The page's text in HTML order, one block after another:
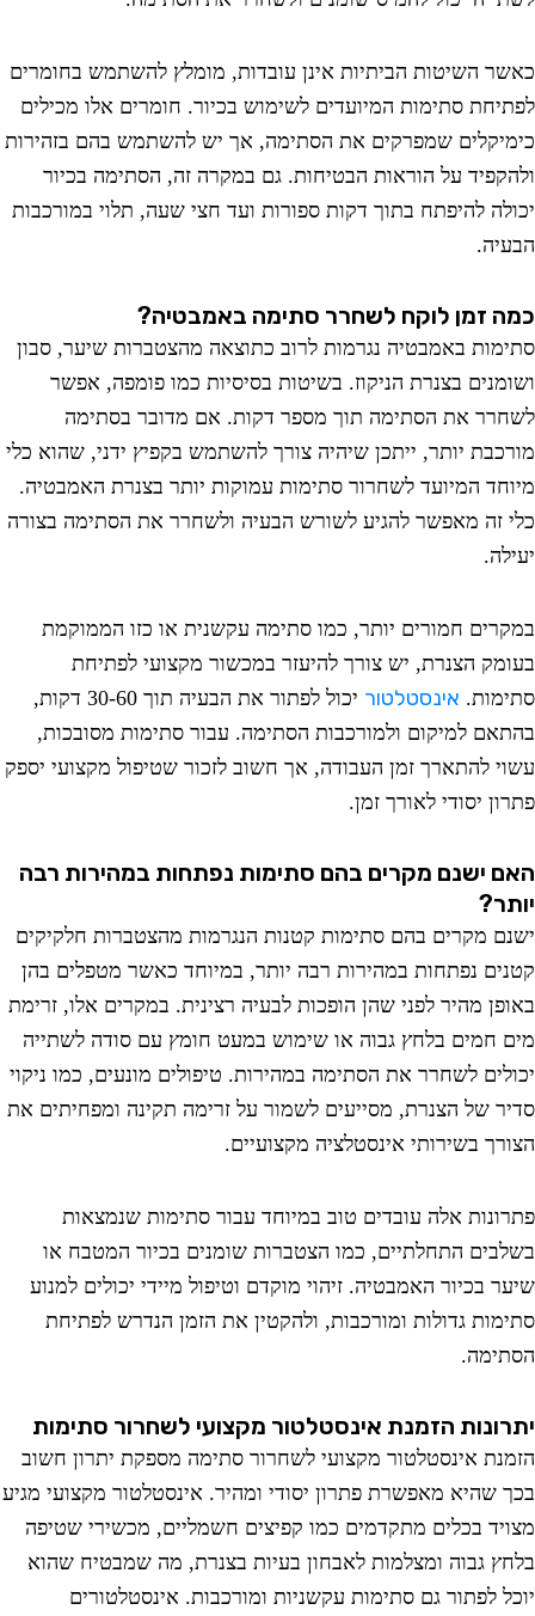
השיטות הביתיות אינן עובדות, מומלץ להשתמש בחומרים
סתימות המיועדים לשימוש בכיור. חומרים אלו מכילים
שמפרקים את הסתימה, אך יש להשתמש בהם בזהירות
על הוראות הבטיחות. גם במקרה זה, הסתימה בכיור
להיפתח בתוך דקות ספורות ועד חצי שעה, תלוי במורכבות
זמן לוקח לשחרר סתימה באמבטיה?
באמבטיה נגרמות לרוב כתוצאה מהצטברות שיער, סבון
בצנרת הניקוז. בשיטות בסיסיות כמו פומפה, אפשר
את הסתימה תוך מספר דקות. אם מדובר בסתימה
יותר, ייתכן שיהיה צורך להשתמש בקפיץ ידני, שהוא כלי
המיועד לשחרור סתימות עמוקות יותר בצנרת האמבטיה.
זה מאפשר להגיע לשורש הבעיה ולשחרר את הסתימה בצורה
חמורים יותר, כמו סתימה עקשנית או כזו הממוקמת
הצנרת, יש צורך להיעזר במכשור מקצועי לפתיחת
אינסטלטור
יכול לפתור את הבעיה תוך 30-60 דקות,
למיקום ולמורכבות הסתימה. עבור סתימות מסובכות,
להתארך זמן העבודה, אך חשוב לזכור שטיפול מקצועי יספק
יסודי לאורך זמן.
ישנם מקרים בהם סתימות נפתחות במהירות רבה
מקרים בהם סתימות קטנות הנגרמות מהצטברות חלקיקים
נפתחות במהירות רבה יותר, במיוחד כאשר מטפלים בהן
מהיר לפני שהן הופכות לבעיה רצינית. במקרים אלו, זרימת
חמים בלחץ גבוה או שימוש במעט חומץ עם סודה לשתייה
לשחרר את הסתימה במהירות. טיפולים מונעים, כמו ניקוי
של הצנרת, מסייעים לשמור על זרימה תקינה ומפחיתים את
בשירותי אינסטלציה מקצועיים.
אלה עובדים טוב במיוחד עבור סתימות שנמצאות
התחלתיים, כמו הצטברות שומנים בכיור המטבח או
בכיור האמבטיה. זיהוי מוקדם וטיפול מיידי יכולים למנוע
גדולות ומורכבות, ולהקטין את הזמן הנדרש לפתיחת
הזמנת אינסטלטור מקצועי לשחרור סתימות
אינסטלטור מקצועי לשחרור סתימה מספקת יתרון חשוב
שהיא מאפשרת פתרון יסודי ומהיר. אינסטלטור מקצועי מגיע
בכלים מתקדמים כמו קפיצים חשמליים, מכשירי שטיפה
גבוה ומצלמות לאבחון בעיות בצנרת, מה שמבטיח שהוא
לפתור גם סתימות עקשניות ומורכבות. אינסטלטורים